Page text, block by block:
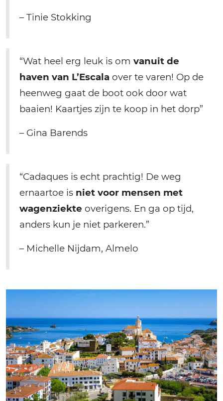
– Tinie Stokking
“Wat heel erg leuk is om vanuit de
haven van L’Escala over te varen! Op de
heenweg gaat de boot ook door wat
baaien! Kaartjes zijn te koop in het dorp”
– Gina Barends
“Cadaques is echt prachtig! De weg
ernaartoe is niet voor mensen met
wagenziekte overigens. En ga op tijd,
anders kun je niet parkeren.”
– Michelle Nijdam, Almelo